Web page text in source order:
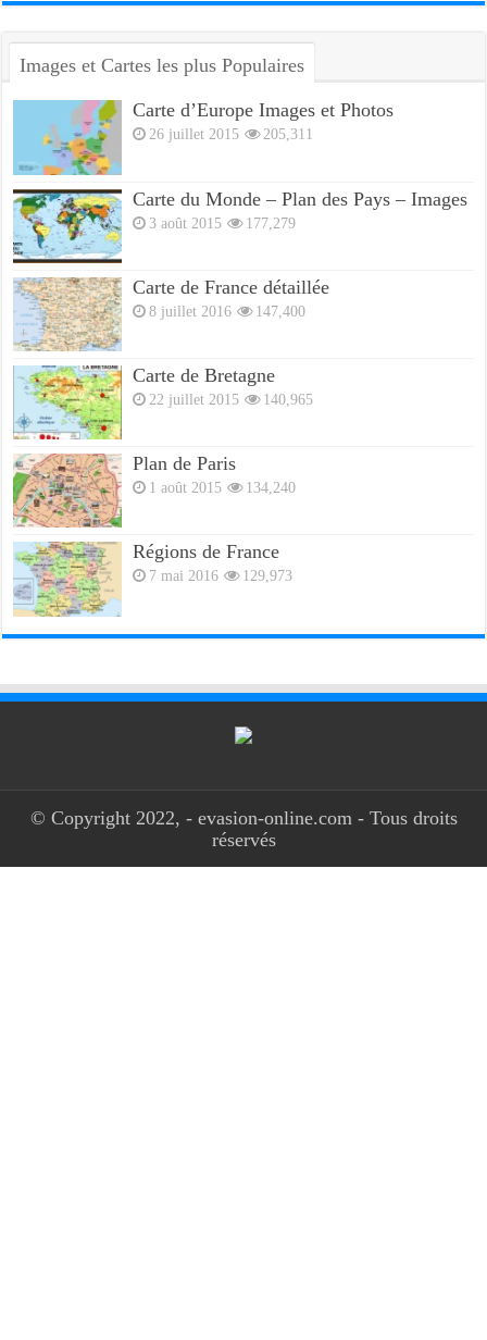
Images et Cartes les plus Populaires
Carte d’Europe Images et Photos
26 juillet 2015 205,311
Carte du Monde – Plan des Pays – Images
3 août 2015 177,279
Carte de France détaillée
8 juillet 2016 147,400
Carte de Bretagne
22 juillet 2015 140,965
Plan de Paris
1 août 2015 134,240
Régions de France
7 mai 2016 129,973
© Copyright 2022, - evasion-online.com - Tous droits
réservés